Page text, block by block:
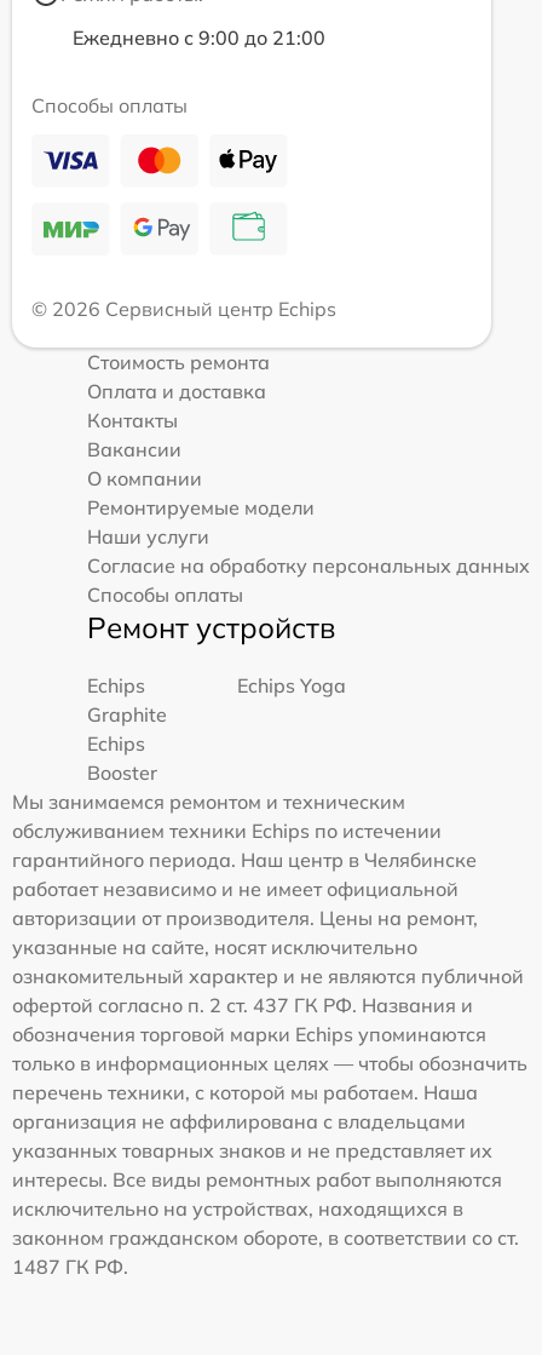
Ежедневно с 9:00 до 21:00
Способы оплаты
© 2026 Сервисный центр Echips
Стоимость ремонта
Оплата и доставка
Контакты
Вакансии
О компании
Ремонтируемые модели
Наши услуги
Согласие на обработку персональных данных
Способы оплаты
Ремонт устройств
Echips
Graphite
Echips Yoga
Echips
Booster
Мы занимаемся ремонтом и техническим
обслуживанием техники Echips по истечении
гарантийного периода. Наш центр в Челябинске
работает независимо и не имеет официальной
авторизации от производителя. Цены на ремонт,
указанные на сайте, носят исключительно
ознакомительный характер и не являются публичной
офертой согласно п. 2 ст. 437 ГК РФ. Названия и
обозначения торговой марки Echips упоминаются
только в информационных целях — чтобы обозначить
перечень техники, с которой мы работаем. Наша
организация не аффилирована с владельцами
указанных товарных знаков и не представляет их
интересы. Все виды ремонтных работ выполняются
исключительно на устройствах, находящихся в
законном гражданском обороте, в соответствии со ст.
1487 ГК РФ.